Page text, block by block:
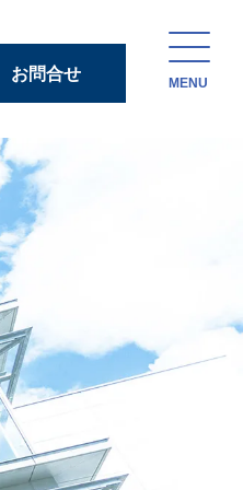
お問合せ
MENU